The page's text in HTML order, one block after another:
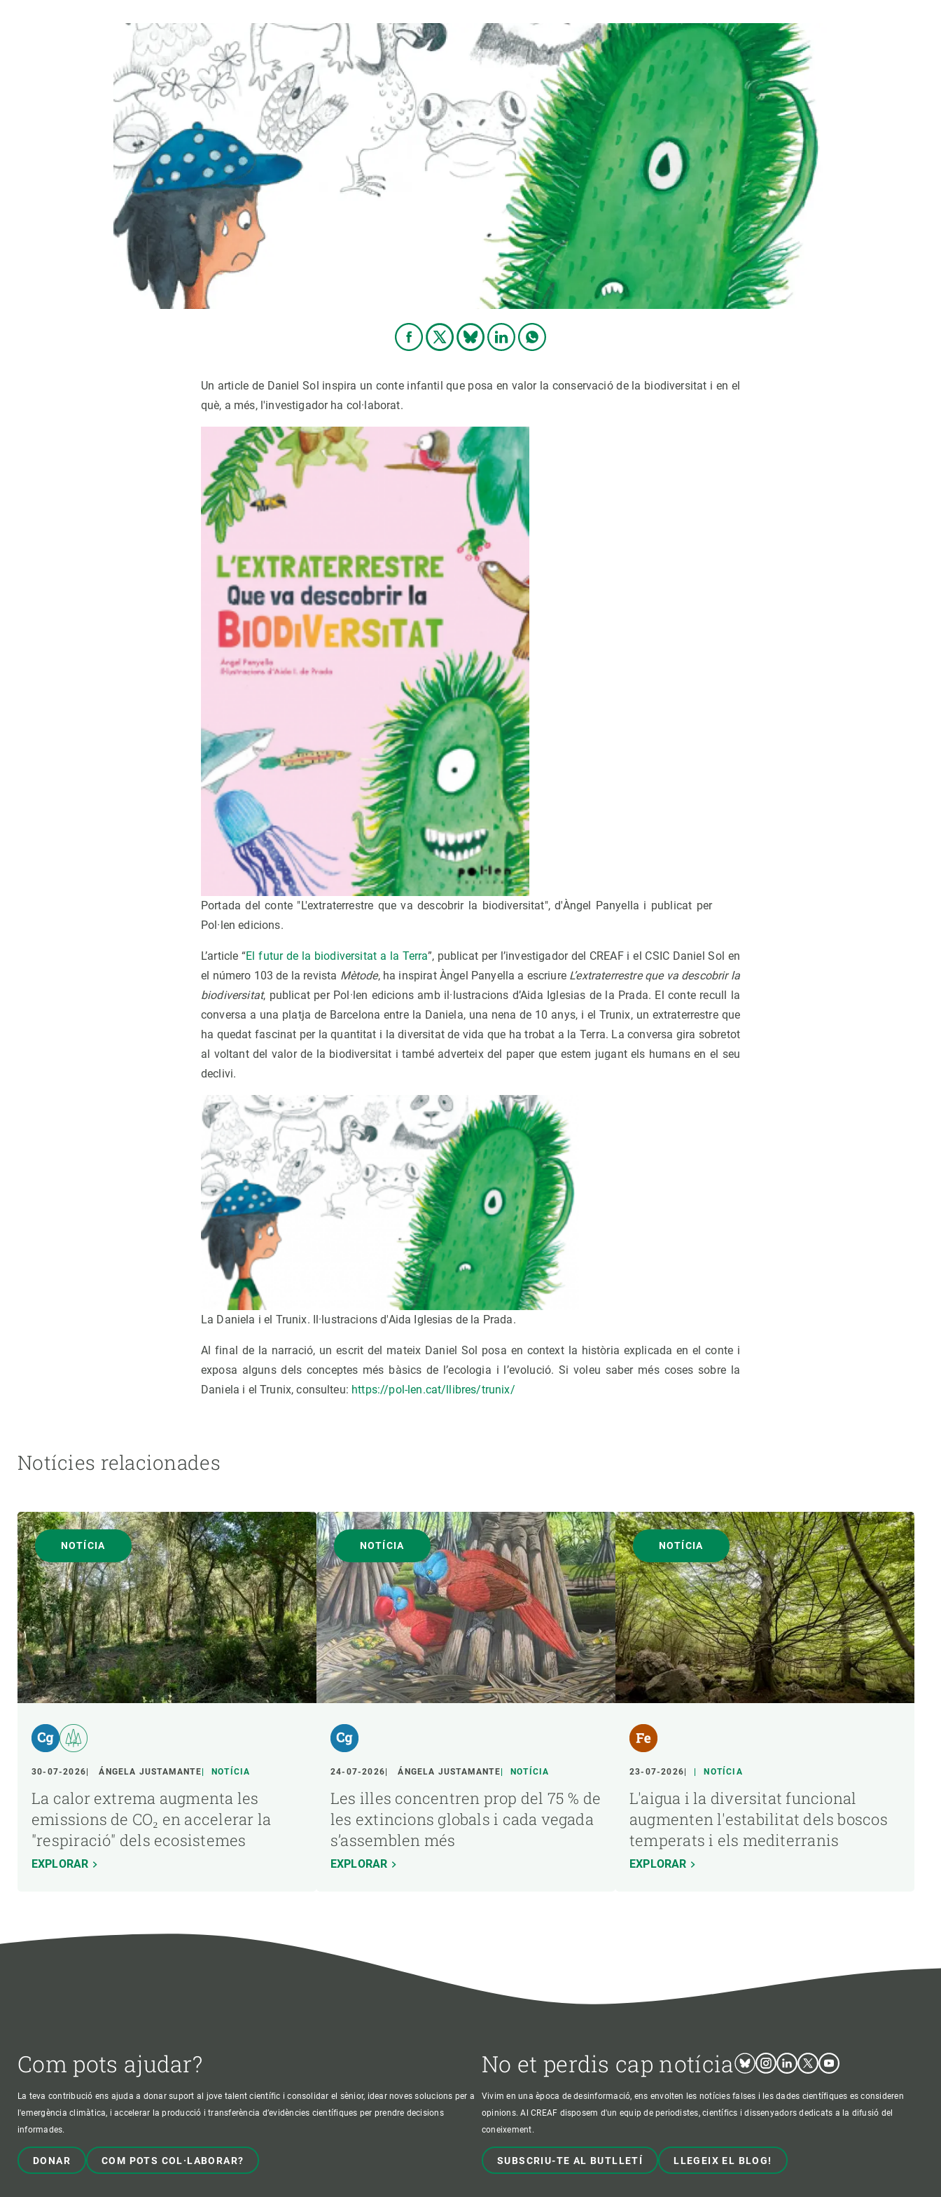
Un article de Daniel Sol inspira un conte infantil que posa en valor la conservació de la biodiversitat i en el
què, a més, l'investigador ha col·laborat.
Portada del conte "L'extraterrestre que va descobrir la biodiversitat", d'Àngel Panyella i publicat per
Pol·len edicions.
L’article “El futur de la biodiversitat a la Terra”, publicat per l’investigador del CREAF i el CSIC Daniel Sol en
el número 103 de la revista Mètode, ha inspirat Àngel Panyella a escriure L’extraterrestre que va descobrir la
biodiversitat, publicat per Pol·len edicions amb il·lustracions d’Aida Iglesias de la Prada. El conte recull la
conversa a una platja de Barcelona entre la Daniela, una nena de 10 anys, i el Trunix, un extraterrestre que
ha quedat fascinat per la quantitat i la diversitat de vida que ha trobat a la Terra. La conversa gira sobretot
al voltant del valor de la biodiversitat i també adverteix del paper que estem jugant els humans en el seu
declivi.
La Daniela i el Trunix. Il·lustracions d'Aida Iglesias de la Prada.
Al final de la narració, un escrit del mateix Daniel Sol posa en context la història explicada en el conte i
exposa alguns dels conceptes més bàsics de l’ecologia i l’evolució. Si voleu saber més coses sobre la
Daniela i el Trunix, consulteu: https://pol-len.cat/llibres/trunix/
Notícies relacionades
NOTÍCIA
30-07-2026 ÁNGELA JUSTAMANTE NOTÍCIA
La calor extrema augmenta les
emissions de CO₂ en accelerar la
"respiració" dels ecosistemes
EXPLORAR
NOTÍCIA
24-07-2026 ÁNGELA JUSTAMANTE NOTÍCIA
Les illes concentren prop del 75 % de
les extincions globals i cada vegada
s’assemblen més
EXPLORAR
NOTÍCIA
23-07-2026 NOTÍCIA
L'aigua i la diversitat funcional
augmenten l'estabilitat dels boscos
temperats i els mediterranis
EXPLORAR
Com pots ajudar?
La teva contribució ens ajuda a donar suport al jove talent científic i consolidar el sènior, idear noves solucions per a
l'emergència climàtica, i accelerar la producció i transferència d’evidències científiques per prendre decisions
informades.
DONAR COM POTS COL·LABORAR?
No et perdis cap notícia BlueskyInstagram
LinkedinTwitterYoutube
Vivim en una època de desinformació, ens envolten les notícies falses i les dades científiques es consideren
opinions. Al CREAF disposem d'un equip de periodistes, científics i dissenyadors dedicats a la difusió del
coneixement.
SUBSCRIU-TE AL BUTLLETÍ LLEGEIX EL BLOG!
Equitat, Diversitat i Inclusió (EDI)
Oficina de premsa
Ciència oberta i gestió del coneixement
Temes transversals
Publicacions
Synthesis Actions
Vine de visitant o sabàtic
Segell de bones pràctiques HRS4R
Un lloc on créixer
Desenvolupament de carrera
Seminaris i activitats internes
T’oferim formació
Canvi global
Funcionament dels ecosistemes
Observació de la terra